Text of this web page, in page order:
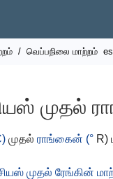
/ வெப்பநிலை மாற்றம்
முதல்
முதல் ராங்கைன் (° R)
முதல் ரேங்கின்